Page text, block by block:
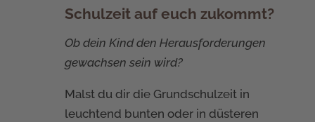
Schulzeit auf euch zukommt?
Ob dein Kind den Herausforderungen
gewachsen sein wird?
Malst du dir die Grundschulzeit in
leuchtend bunten oder in düsteren